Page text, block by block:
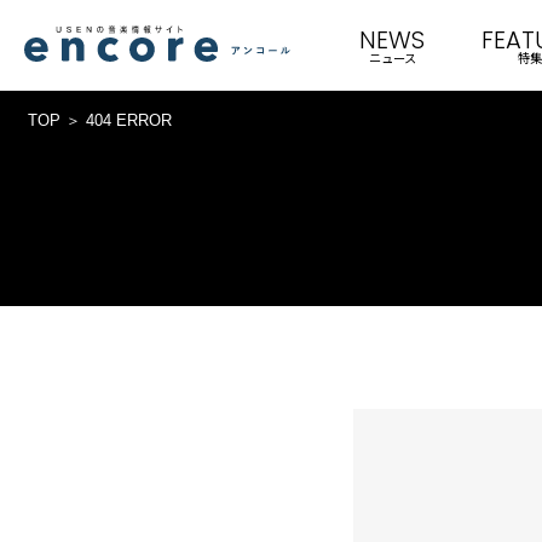
NEWS
ニュース 特集
TOP 404 ERROR